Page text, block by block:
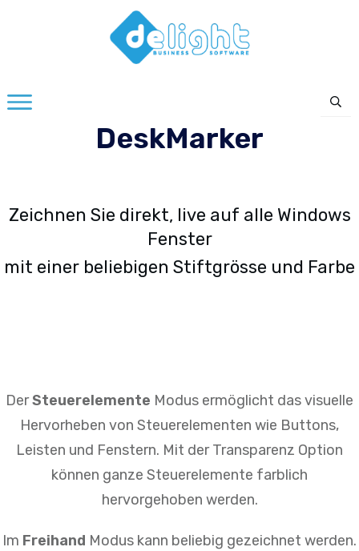
DeskMarker
Zeichnen Sie direkt, live auf alle Windows
Fenster
mit einer beliebigen Stiftgrösse und Farbe
DerSteuerelemente Modus ermöglicht das visuelle
Hervorheben von Steuerelementen wie Buttons,
Leisten und Fenstern. Mit der Transparenz Option
können ganze Steuerelemente farblich
hervorgehoben werden.
Im Freihand Modus kann beliebig gezeichnet werden.